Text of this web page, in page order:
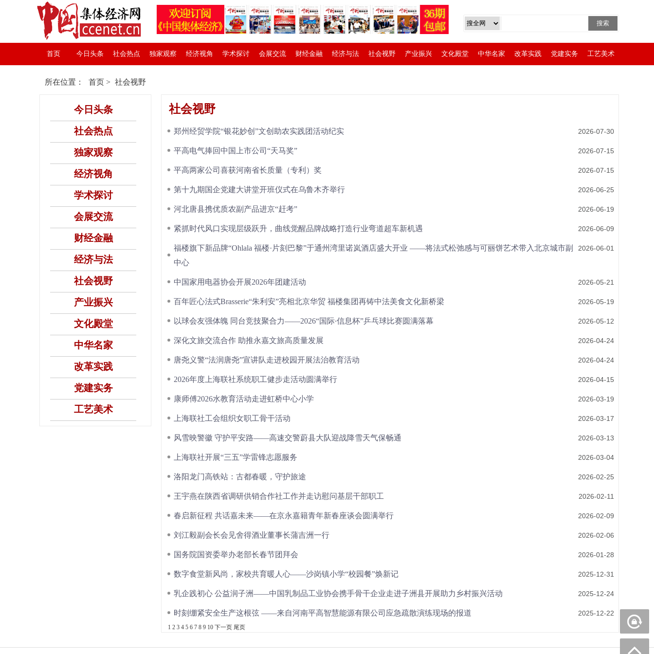
首页 今日头条 社会热点 独家观察 经济视角 学术探讨 会展交流 财经金融 经济与法 社会视野 产业振兴 文化殿堂 中华名家 改革实践 党建实务 工艺美术
所在位置： 首页 > 社会视野
今日头条
社会热点
独家观察
经济视角
学术探讨
会展交流
财经金融
经济与法
社会视野
产业振兴
文化殿堂
中华名家
改革实践
党建实务
工艺美术
社会视野
2026-07-30
郑州经贸学院“银花妙创”文创助农实践团活动纪实
2026-07-15
平高电气捧回中国上市公司“天马奖”
2026-07-15
平高两家公司喜获河南省长质量（专利）奖
2026-06-25
第十九期国企党建大讲堂开班仪式在乌鲁木齐举行
2026-06-19
河北唐县携优质农副产品进京“赶考”
2026-06-09
紧抓时代风口实现层级跃升，曲线觉醒品牌战略打造行业弯道超车新机遇
2026-06-01
福楼旗下新品牌“Ohlala 福楼·片刻巴黎”于通州湾里诺岚酒店盛大开业 ——将法式松弛感与可丽饼艺术带入北京城市副
中心
2026-05-21
中国家用电器协会开展2026年团建活动
2026-05-19
百年匠心法式Brasserie“朱利安”亮相北京华贸 福楼集团再铸中法美食文化新桥梁
2026-05-12
以球会友强体魄 同台竞技聚合力——2026“国际∙信息杯”乒乓球比赛圆满落幕
2026-04-24
深化文旅交流合作 助推永嘉文旅高质量发展
2026-04-24
唐尧义警“法润唐尧”宣讲队走进校园开展法治教育活动
2026-04-15
2026年度上海联社系统职工健步走活动圆满举行
2026-03-19
康师傅2026水教育活动走进虹桥中心小学
2026-03-17
上海联社工会组织女职工骨干活动
2026-03-13
风雪映警徽 守护平安路——高速交警蔚县大队迎战降雪天气保畅通
2026-03-04
上海联社开展“三五”学雷锋志愿服务
2026-02-25
洛阳龙门高铁站：古都春暖，守护旅途
2026-02-11
王宇燕在陕西省调研供销合作社工作并走访慰问基层干部职工
2026-02-09
春启新征程 共话嘉未来——在京永嘉籍青年新春座谈会圆满举行
2026-02-06
刘江毅副会长会见舍得酒业董事长蒲吉洲一行
2026-01-28
国务院国资委举办老部长春节团拜会
2025-12-31
数字食堂新风尚，家校共育暖人心——沙岗镇小学“校园餐”焕新记
2025-12-24
乳企践初心 公益润子洲——中国乳制品工业协会携手骨干企业走进子洲县开展助力乡村振兴活动
2025-12-22
时刻绷紧安全生产这根弦 ——来自河南平高智慧能源有限公司应急疏散演练现场的报道
1 2 3 4 5 6 7 8 9 10 下一页 尾页